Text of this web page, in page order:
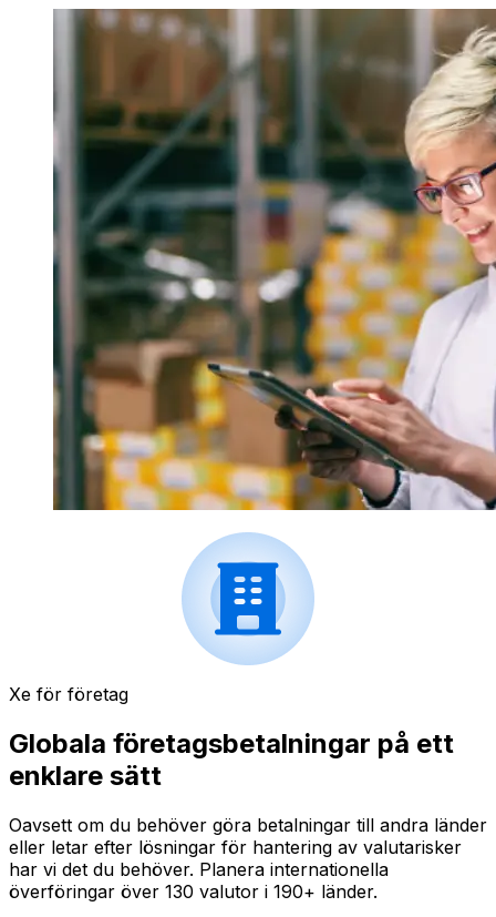
Xe för företag
Globala företagsbetalningar på ett
enklare sätt
Oavsett om du behöver göra betalningar till andra länder
eller letar efter lösningar för hantering av valutarisker
har vi det du behöver. Planera internationella
överföringar över 130 valutor i 190+ länder.